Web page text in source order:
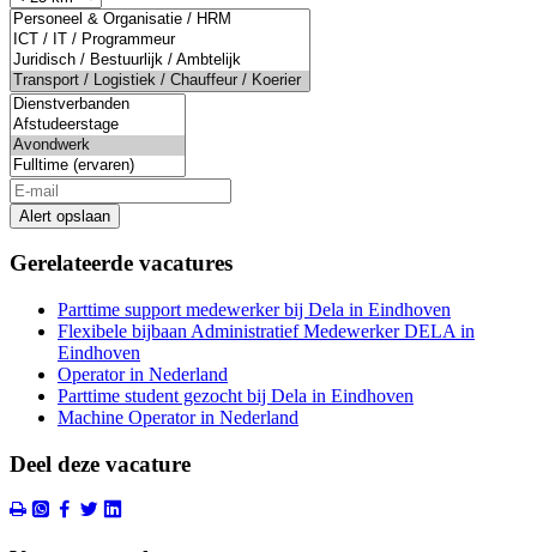
Alert opslaan
Gerelateerde vacatures
Parttime support medewerker bij Dela in Eindhoven
Flexibele bijbaan Administratief Medewerker DELA in
Eindhoven
Operator in Nederland
Parttime student gezocht bij Dela in Eindhoven
Machine Operator in Nederland
Deel deze vacature